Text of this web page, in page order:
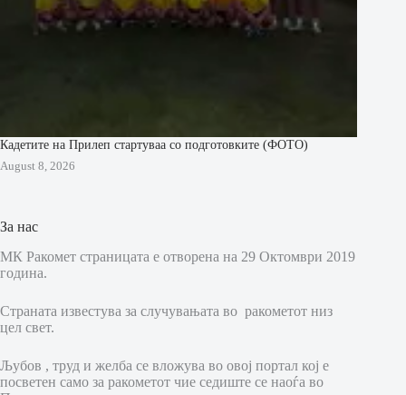
Кадетите на Прилеп стартуваа со подготовките (ФОТО)
August 8, 2026
За нас
МК Ракомет страницата е отворена на 29 Октомври 2019
година.
Страната известува за случувањата во ракометот низ
цел свет.
Љубов , труд и желба се вложува во овој портал кој е
посветен само за ракометот чие седиште се наоѓа во